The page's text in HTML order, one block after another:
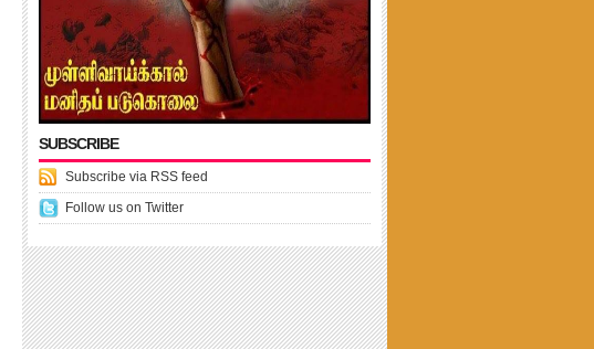
SUBSCRIBE
Subscribe via RSS feed
Follow us on Twitter